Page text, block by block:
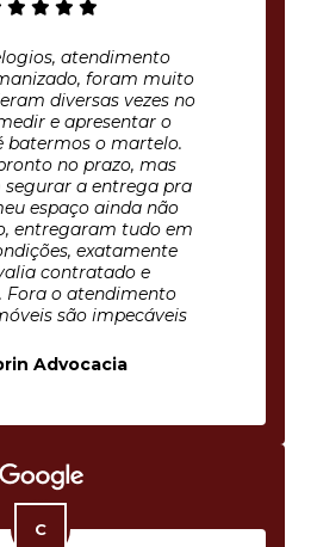
atendimento
foram muito
diversas vezes no
e apresentar o
batermos o martelo.
no prazo, mas
a entrega pra
espaço ainda não
entregaram tudo em
exatamente
contratado e
Fora o atendimento
são impecáveis
Advocacia